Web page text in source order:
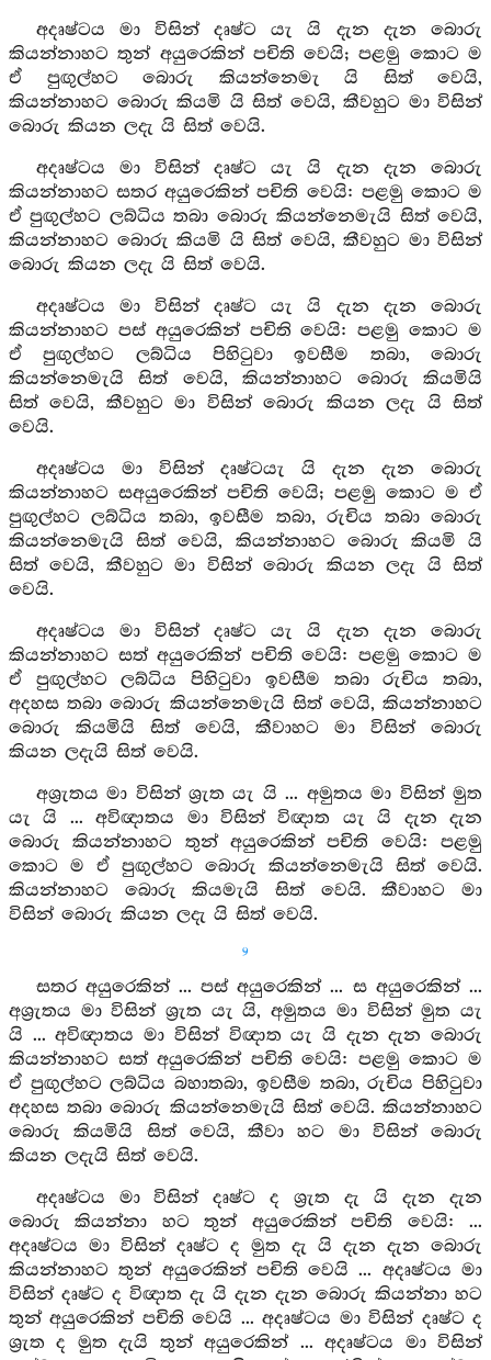
අදෘෂ්ටය මා විසින් දෘෂ්ට යැ යි දැන දැන බොරු
කියන්නාහට තුන් අයුරෙකින් පචිති වෙයි; පළමු කොට ම
ඒ පුඟුල්හට බොරු කියන්නෙමැ යි සිත් වෙයි,
කියන්නාහට බොරු කියමි යි සිත් වෙයි, කීවහුට මා විසින්
බොරු කියන ලදැ යි සිත් වෙයි.
අදෘෂ්ටය මා විසින් දෘෂ්ට යැ යි දැන දැන බොරු
කියන්නාහට සතර අයුරෙකින් පචිති වෙයි: පළමු කොට ම
ඒ පුඟුල්හට ලබ්ධිය තබා බොරු කියන්නෙමැයි සිත් වෙයි,
කියන්නාහට බොරු කියමි යි සිත් වෙයි, කීවහුට මා විසින්
බොරු කියන ලදැ යි සිත් වෙයි.
අදෘෂ්ටය මා විසින් දෘෂ්ට යැ යි දැන දැන බොරු
කියන්නාහට පස් අයුරෙකින් පචිති වෙයි: පළමු කොට ම
ඒ පුඟුල්හට ලබ්ධිය පිහිටුවා ඉවසීම තබා, බොරු
කියන්නෙමැයි සිත් වෙයි, කියන්නාහට බොරු කියමියි
සිත් වෙයි, කීවහුට මා විසින් බොරු කියන ලදැ යි සිත්
වෙයි.
අදෘෂ්ටය මා විසින් දෘෂ්ටයැ යි දැන දැන බොරු
කියන්නාහට සඅයුරෙකින් පචිති වෙයි; පළමු කොට ම ඒ
පුඟුල්හට ලබ්ධිය තබා, ඉවසීම තබා, රුචිය තබා බොරු
කියන්නෙමැයි සිත් වෙයි, කියන්නාහට බොරු කියමි යි
සිත් වෙයි, කීවහුට මා විසින් බොරු කියන ලදැ යි සිත්
වෙයි.
අදෘෂ්ටය මා විසින් දෘෂ්ට යැ යි දැන දැන බොරු
කියන්නාහට සත් අයුරෙකින් පචිති වෙයි: පළමු කොට ම
ඒ පුඟුල්හට ලබ්ධිය පිහිටුවා ඉවසීම තබා රුචිය තබා,
අදහස තබා බොරු කියන්නෙමැයි සිත් වෙයි, කියන්නාහට
බොරු කියමියි සිත් වෙයි, කීවාහට මා විසින් බොරු
කියන ලදැයි සිත් වෙයි.
අශ්‍රැතය මා විසින් ශ්‍රැත යැ යි ... අමුතය මා විසින් මුත
යැ යි ... අවිඥාතය මා විසින් විඥාත යැ යි දැන දැන
බොරු කියන්නාහට තුන් අයුරෙකින් පචිති වෙයි: පළමු
කොට ම ඒ පුඟුල්හට බොරු කියන්නෙමැයි සිත් වෙයි.
කියන්නාහට බොරු කියමැයි සිත් වෙයි. කීවාහට මා
විසින් බොරු කියන ලදැ යි සිත් වෙයි.
9
සතර අයුරෙකින් ... පස් අයුරෙකින් ... ස අයුරෙකින් ...
අශ්‍රැතය මා විසින් ශ්‍රැත යැ යි, අමුතය මා විසින් මුත යැ
යි ... අවිඥාතය මා විසින් විඥාත යැ යි දැන දැන බොරු
කියන්නාහට සත් අයුරෙකින් පචිති වෙයි: පළමු කොට ම
ඒ පුඟුල්හට ලබ්ධිය බහාතබා, ඉවසීම තබා, රුචිය පිහිටුවා
අදහස තබා බොරු කියන්නෙමැයි සිත් වෙයි. කියන්නාහට
බොරු කියමියි සිත් වෙයි, කීවා හට මා විසින් බොරු
කියන ලදැයි සිත් වෙයි.
අදෘෂ්ටය මා විසින් දෘෂ්ට ද ශ්‍රැත දැ යි දැන දැන
බොරු කියන්නා හට තුන් අයුරෙකින් පචිති වෙයි: ...
අදෘෂ්ටය මා විසින් දෘෂ්ට ද මුත දැ යි දැන දැන බොරු
කියන්නාහට තුන් අයුරෙකින් පචිති වෙයි ... අදෘෂ්ටය මා
විසින් දෘෂ්ට ද විඥාත දැ යි දැන දැන බොරු කියන්නා හට
තුන් අයුරෙකින් පචිති වෙයි ... අදෘෂ්ටය මා විසින් දෘෂ්ට ද
ශ්‍රැත ද මුත දැයි තුන් අයුරෙකින් ... අදෘෂ්ටය මා විසින්